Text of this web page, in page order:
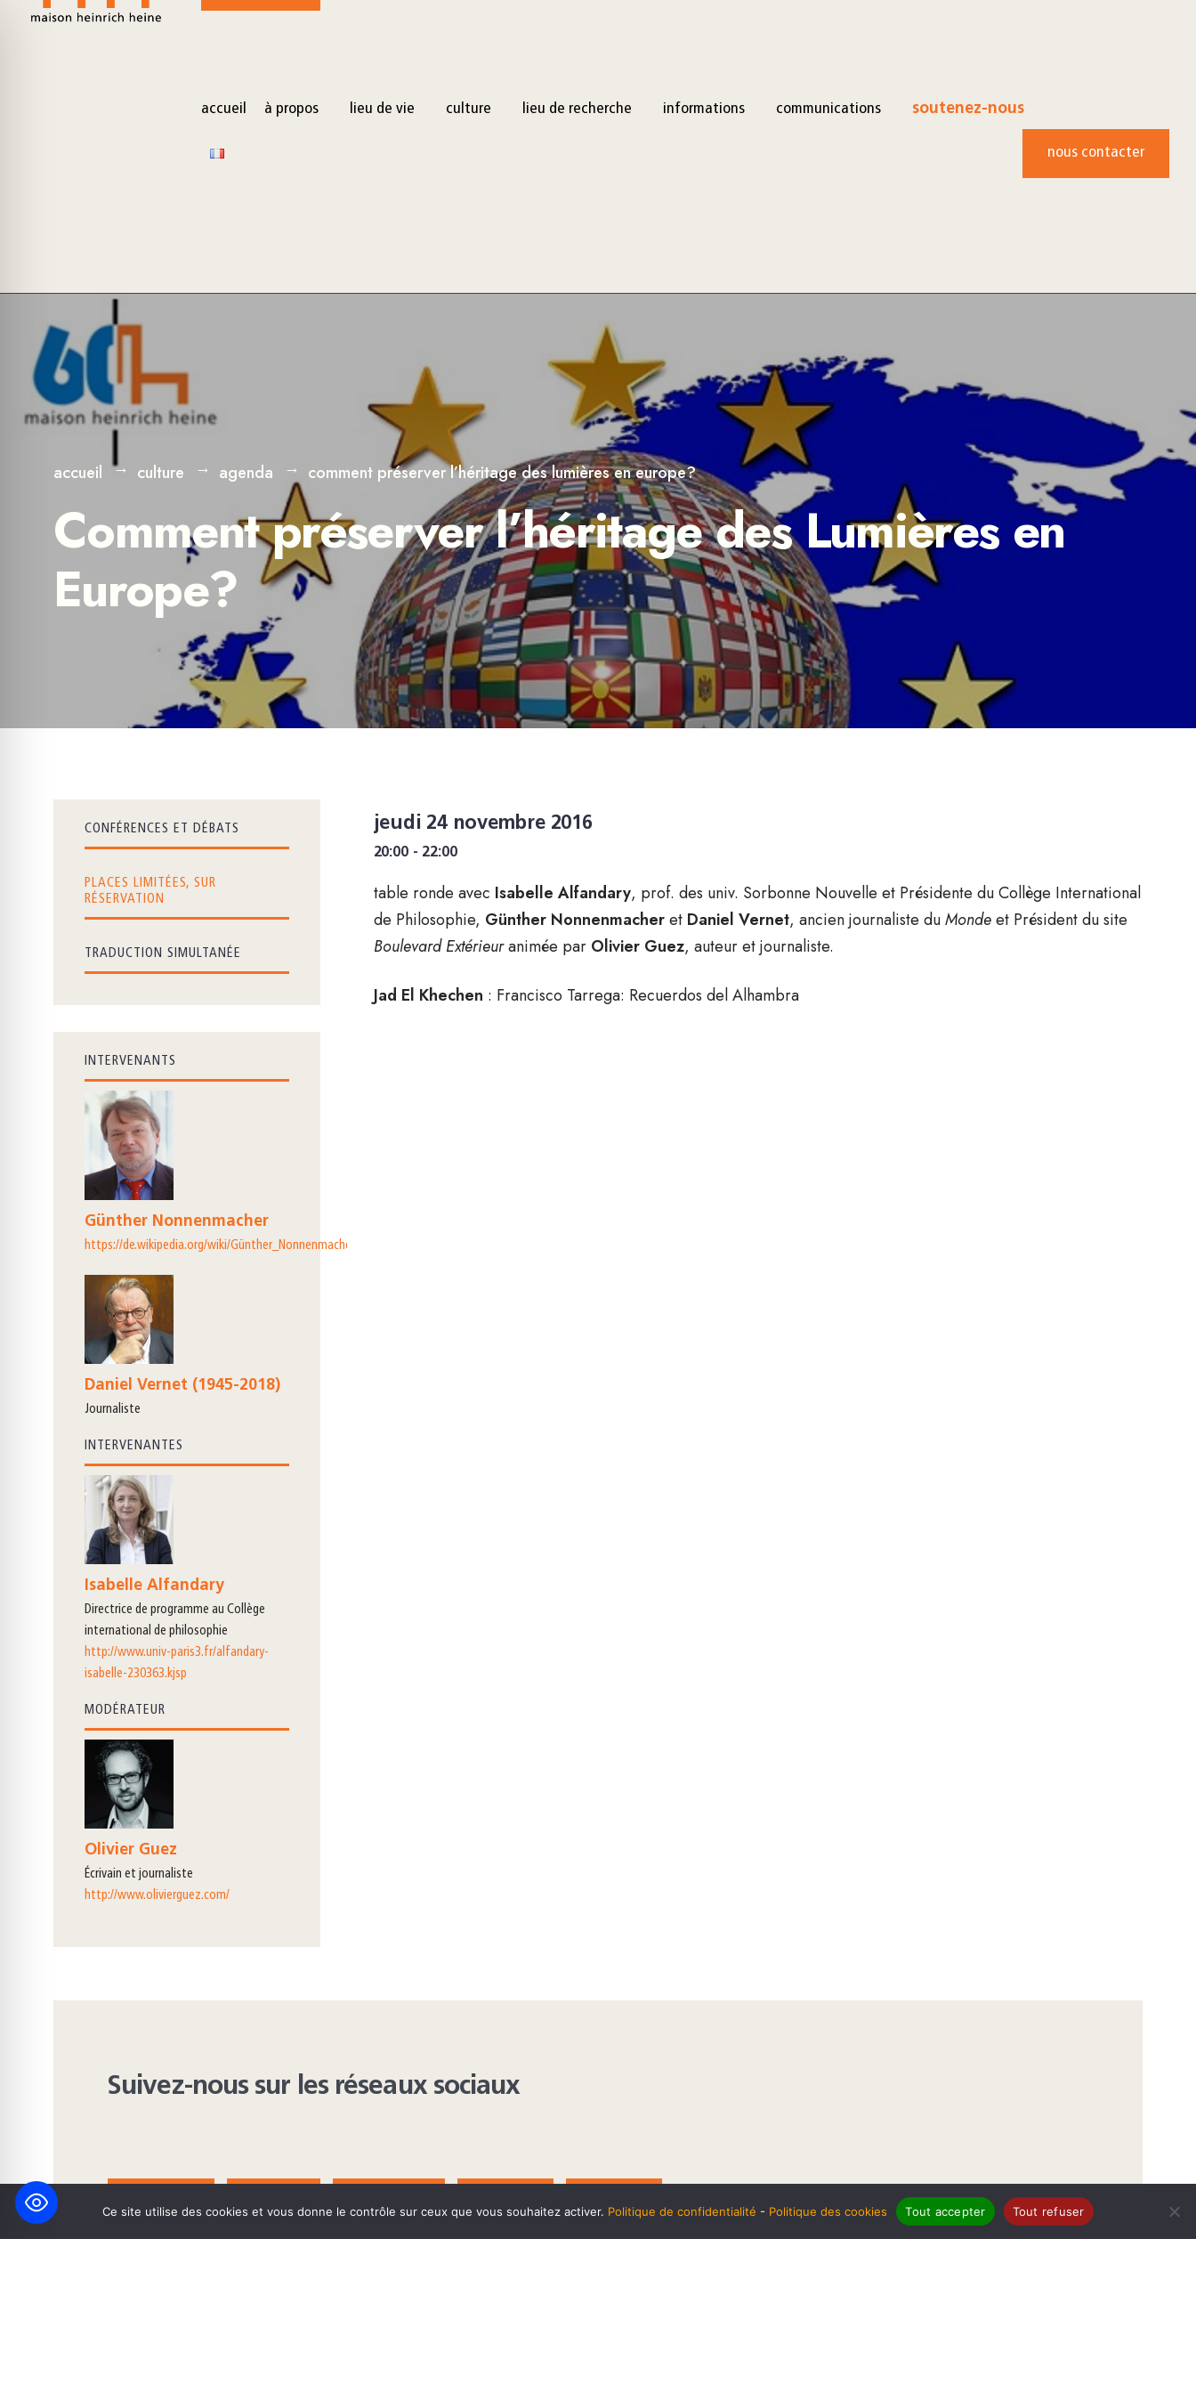
accueil à propos lieu de vie culture lieu de recherche informations communications soutenez-nous
nous contacter
accueil culture agenda comment préserver l’héritage des lumières en europe?
Comment préserver l’héritage des Lumières en
Europe?
jeudi 24 novembre 2016
20:00 - 22:00
table ronde avec Isabelle Alfandary, prof. des univ. Sorbonne Nouvelle et Présidente du Collège International
de Philosophie, Günther Nonnenmacheret Daniel Vernet, ancien journaliste duMondeet Président du site
Boulevard Extérieuranimée par Olivier Guez, auteur et journaliste.
Jad El Khechen : Francisco Tarrega: Recuerdos del Alhambra
CONFÉRENCES ET DÉBATS
PLACES LIMITÉES, SUR
RÉSERVATION
TRADUCTION SIMULTANÉE
INTERVENANTS
Günther Nonnenmacher
https://de.wikipedia.org/wiki/Günther_Nonnenmacher
Daniel Vernet (1945-2018)
journaliste
INTERVENANTES
Isabelle Alfandary
directrice de programme au Collège
international de philosophie
http://www.univ-paris3.fr/alfandary-
isabelle-230363.kjsp
MODÉRATEUR
Olivier Guez
écrivain et journaliste
http://www.olivierguez.com/
Suivez-nous sur les réseaux sociaux
Ce site utilise des cookies et vous donne le contrôle sur ceux que vous souhaitez activer. Politique de confidentialité - Politique des cookies Tout accepter Tout refuser